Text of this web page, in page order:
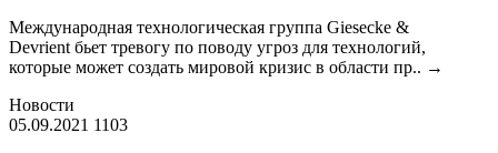
Международная технологическая группа Giesecke &
Devrient бьет тревогу по поводу угроз для технологий,
которые может создать мировой кризис в области пр.. →
Новости
05.09.2021 1103